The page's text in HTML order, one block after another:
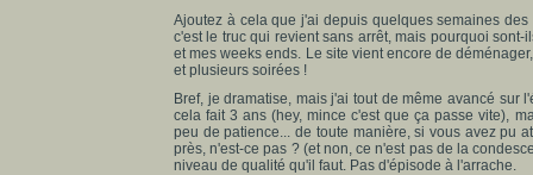
Ajoutez à cela que j'ai depuis quelques semaines
c'est le truc qui revient sans arrêt, mais pourquoi
et mes weeks ends. Le site vient encore de
et plusieurs soirées !
Bref, je dramatise, mais j'ai tout de même avancé
cela fait 3 ans (hey, mince c'est que ça passe vite),
peu de patience... de toute manière, si vous avez pu
près, n'est-ce pas ? (et non, ce n'est pas de la
niveau de qualité qu'il faut. Pas d'épisode à l'arrache.